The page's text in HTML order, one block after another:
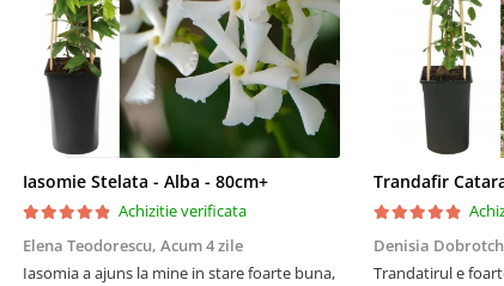
Iasomie Stelata - Alba - 80cm+
Achizitie verificata
Elena Teodorescu, Acum 4 zile
Iasomia a ajuns la mine in stare foarte buna,
Denisia
Trandatirul e